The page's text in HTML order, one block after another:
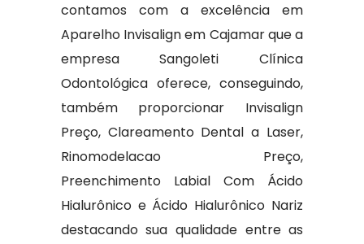
contamos com a excelência em
Aparelho Invisalign em Cajamar que a
empresa Sangoleti Clínica
Odontológica oferece, conseguindo,
também proporcionar Invisalign
Preço, Clareamento Dental a Laser,
Rinomodelacao Preço,
Preenchimento Labial Com Ácido
Hialurônico e Ácido Hialurônico Nariz
destacando sua qualidade entre as